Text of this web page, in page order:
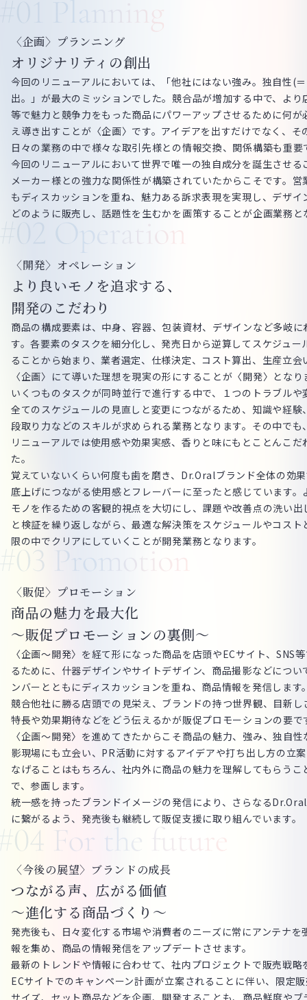
〈企画〉プランニング
オリジナリティの創出
今回のリニューアルにおいては、「他社にはない強み。独自性(
出。」が最大のミッションでした。競合品が増加する中で、より
等で魅力と競争力をもった商品にパワーアップさせるために何
え導き出すことが〈企画〉です。アイデアを出すだけでなく、そ
日々の業務の中で様々な取引先様との情報交換、関係構築も重要
今回のリニューアルにおいて世界で唯一の独自成分を誕生させ
メーカー様との強力な関係性が構築されていたからこそです。
もディスカッションを重ね、魅力ある訴求表現を実現し、デザ
どのように販売し、話題性を生むかを画策することが企画業務と
〈開発〉オペレーション
より良いモノを追求する、
開発のこだわり
商品の構成要素は、中身、容器、包装資材、デザインなど多岐に
す。各要素のタスクを細分化し、発売日から逆算してスケジュー
ることから始まり、業者選定、仕様決定、コスト算出、生産立会
〈企画〉にて導いた理想を現実の形にすることが〈開発〉となり
いくつものタスクが同時並行で進行する中で、１つのトラブルや
全てのスケジュールの見直しと変更につながるため、知識や経験
段取り力などのスキルが求められる業務となります。その中でも
リニューアルでは使用感や効果実感、香りと味にもとことんこだ
た。
覚えていないくらい何度も歯を磨き、Dr.Oralブランド全体の効
底上げにつながる使用感とフレーバーに至ったと感じています。
モノを作るための客観的視点を大切にし、課題や改善点の洗い出
と検証を繰り返しながら、最適な解決策をスケジュールやコスト
限の中でクリアにしていくことが開発業務となります。
〈販促〉プロモーション
商品の魅力を最大化
～販促プロモーションの裏側～
〈企画～開発〉を経て形になった商品を店頭やECサイト、SNS
るために、什器デザインやサイトデザイン、商品撮影などについ
ンバーとともにディスカッションを重ね、商品情報を発信します
競合他社に勝る店頭での見栄え、ブランドの持つ世界観、目新
特長や効果期待などをどう伝えるかが販促プロモーションの要
〈企画～開発〉を進めてきたからこそ商品の魅力、強み、独自
影現場にも立会い、PR活動に対するアイデアや打ち出し方の立
なげることはもちろん、社内外に商品の魅力を理解してもらう
で、参画します。
統一感を持ったブランドイメージの発信により、さらなる
に繋がるよう、発売後も継続して販促支援に取り組んでいます。
〈今後の展望〉ブランドの成長
つながる声、広がる価値
～進化する商品づくり～
発売後も、日々変化する市場や消費者のニーズに常にアンテナを
報を集め、商品の情報発信をアップデートさせます。
最新のトレンドや情報に合わせて、社内プロジェクトで販売戦略
ECサイトでのキャンペーン計画が立案されることに伴い、限定